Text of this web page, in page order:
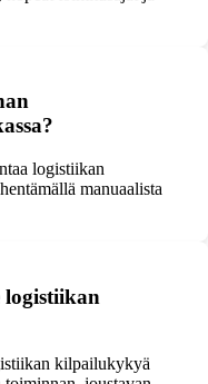
logistiikan
manuaalista
logistiikan
kilpailukykyä